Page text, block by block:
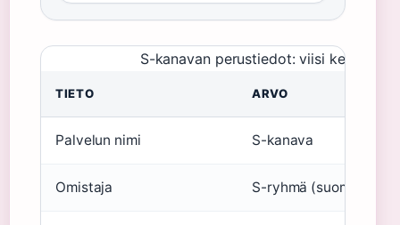
S-kanavan perustiedot: viisi keskeistä
TIETO ARVO
Palvelun nimi S-kanava
Omistaja S-ryhmä